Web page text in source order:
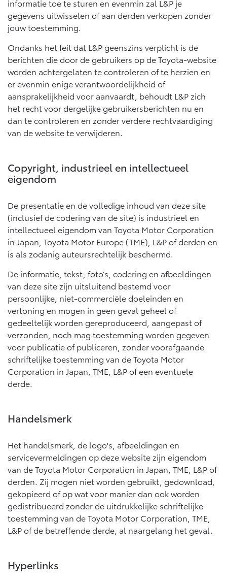
Vanaf € 46.301,- Vanaf € 56.570,-
Land Cruiser (excl. BTW)
Vanaf € 89.986,-
informatie toe te sturen en evenmin zal L&P je
gegevens uitwisselen of aan derden verkopen zonder
jouw toestemming.
Ondanks het feit dat L&P geenszins verplicht is de
berichten die door de gebruikers op de Toyota-website
worden achtergelaten te controleren of te herzien en
er evenmin enige verantwoordelijkheid of
aansprakelijkheid voor aanvaardt, behoudt L&P zich
het recht voor dergelijke gebruikersberichten nu en
dan te controleren en zonder verdere rechtvaardiging
van de website te verwijderen.
Copyright, industrieel en intellectueel
eigendom
De presentatie en de volledige inhoud van deze site
(inclusief de codering van de site) is industrieel en
intellectueel eigendom van Toyota Motor Corporation
in Japan, Toyota Motor Europe (TME), L&P of derden en
is als zodanig auteursrechtelijk beschermd.
De informatie, tekst, foto’s, codering en afbeeldingen
van deze site zijn uitsluitend bestemd voor
persoonlijke, niet-commerciële doeleinden en
vertoning en mogen in geen geval geheel of
gedeeltelijk worden gereproduceerd, aangepast of
verzonden, noch mag toestemming worden gegeven
voor publicatie of publiceren, zonder voorafgaande
schriftelijke toestemming van de Toyota Motor
Corporation in Japan, TME, L&P of een eventuele
derde.
Handelsmerk
Het handelsmerk, de logo's, afbeeldingen en
servicevermeldingen op deze website zijn eigendom
van de Toyota Motor Corporation in Japan, TME, L&P of
derden. Zij mogen niet worden gebruikt, gedownload,
gekopieerd of op wat voor manier dan ook worden
gedistribueerd zonder de uitdrukkelijke schriftelijke
toestemming van de Toyota Motor Corporation, TME,
L&P of de betreffende derde, al naargelang het geval.
Hyperlinks